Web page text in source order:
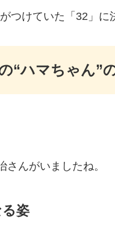
つけていた「32」に
“ハマちゃん”
さんがいましたね。
姿